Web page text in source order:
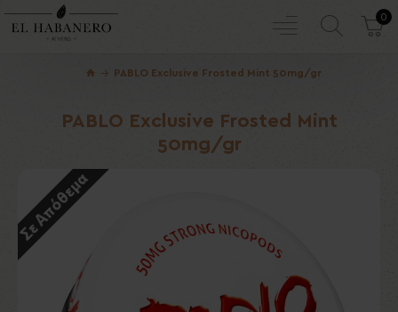
0
PABLO Exclusive Frosted Mint 50mg/gr
PABLO Exclusive Frosted Mint
50mg/gr
Σε Απόθεμα